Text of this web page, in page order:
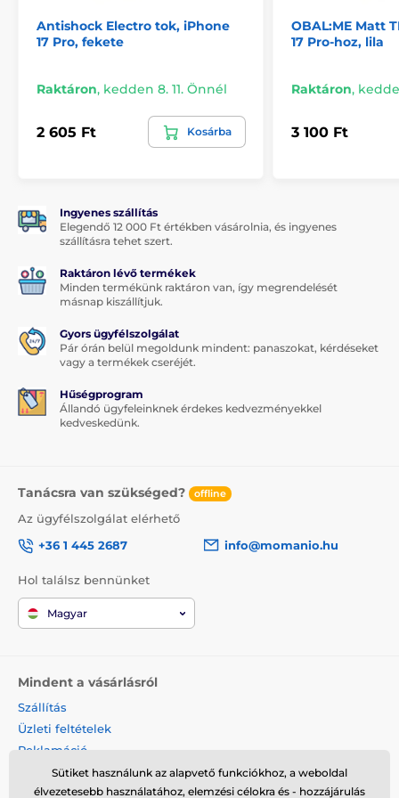
Antishock Electro tok, iPhone
17 Pro, fekete
Raktáron, kedden 8. 11. Önnél
2 605 Ft Kosárba
OBAL:ME Matt
17 Pro-hoz, lila
Raktáron,
3 100 Ft
Ingyenes szállítás
Elegendő 12 000 Ft értékben vásárolnia, és ingyenes
szállításra tehet szert.
Raktáron lévő termékek
Minden termékünk raktáron van, így megrendelését
másnap kiszállítjuk.
Gyors ügyfélszolgálat
Pár órán belül megoldunk mindent: panaszokat, kérdéseket
vagy a termékek cseréjét.
Hűségprogram
Állandó ügyfeleinknek érdekes kedvezményekkel
kedveskedünk.
Tanácsra van szükséged? offline
Az ügyfélszolgálat elérhető
+36 1 445 2687
info@momanio.hu
Hol találsz bennünket
Magyar
Mindent a vásárlásról
Szállítás
Üzleti feltételek
Reklamáció
Termék visszaküldése
Termék cseréje
Sütiket használunk az alapvető funkciókhoz, a weboldal
élvezetesebb használatához, elemzési célokra és - hozzájárulás